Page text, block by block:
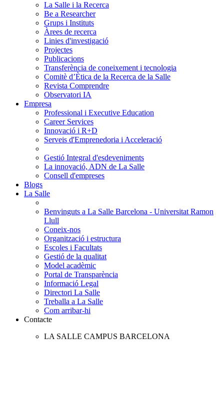
La Salle i la Recerca
Be a Researcher
Grups i Instituts
Àrees de recerca
Linies d'investigació
Projectes
Publicacions
Transferència de coneixement i tecnologia
Comitè d’Ètica de la Recerca de la Salle
Revista Comprendre
Observatori IA
Empresa
Professional i Executive Education
Career Services
Innovació i R+D
Serveis d'Emprenedoria i Acceleració
Gestió Integral d'esdeveniments
La innovació, ADN de La Salle
Consell d'empreses
Blogs
La Salle
Benvinguts a La Salle Barcelona - Universitat Ramon
Llull
Coneix-nos
Organització i estructura
Escoles i Facultats
Gestió de la qualitat
Model acadèmic
Portal de Transparència
Informació Legal
Directori La Salle
Treballa a La Salle
Com arribar-hi
Contacte
LA SALLE CAMPUS BARCELONA